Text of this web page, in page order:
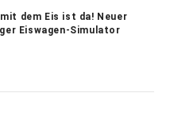
dem Eis ist da! Neuer
Eiswagen-Simulator